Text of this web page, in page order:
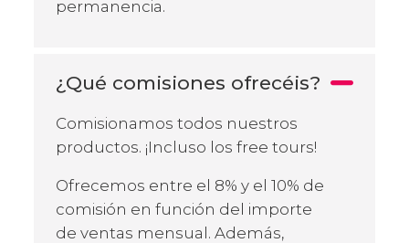
permanencia.
¿Qué comisiones ofrecéis?
Comisionamos todos nuestros
productos. ¡Incluso los free tours!
Ofrecemos entre el 8% y el 10% de
comisión en función del importe
de ventas mensual. Además,